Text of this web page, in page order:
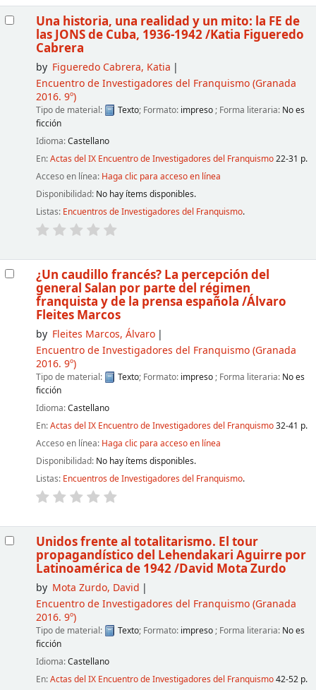
Una historia, una realidad y un mito: la FE de
las JONS de Cuba, 1936-1942/Katia Figueredo
Cabrera
by Figueredo Cabrera, Katia
Encuentro de Investigadores del Franquismo(Granada
2016. 9º)
Tipo de material: Texto; Formato: impreso ; Forma literaria: No es
ficción
Idioma:Castellano
En:Actas del IX Encuentro de Investigadores del Franquismo22-31 p.
Acceso en línea: Haga clic para acceso en línea
Disponibilidad: No hay ítems disponibles.
Listas: Encuentros de Investigadores del Franquismo.
¿Un caudillo francés? La percepción del
general Salan por parte del régimen
franquista y de la prensa española /Álvaro
Fleites Marcos
by Fleites Marcos, Álvaro
Encuentro de Investigadores del Franquismo(Granada
2016. 9º)
Tipo de material: Texto; Formato: impreso ; Forma literaria: No es
ficción
Idioma:Castellano
En:Actas del IX Encuentro de Investigadores del Franquismo32-41 p.
Acceso en línea: Haga clic para acceso en línea
Disponibilidad: No hay ítems disponibles.
Listas: Encuentros de Investigadores del Franquismo.
Unidos frente al totalitarismo. El tour
propagandístico del Lehendakari Aguirre por
Latinoamérica de 1942/David Mota Zurdo
by Mota Zurdo, David
Encuentro de Investigadores del Franquismo(Granada
2016. 9º)
Tipo de material: Texto; Formato: impreso ; Forma literaria: No es
ficción
Idioma:Castellano
En:Actas del IX Encuentro de Investigadores del Franquismo42-52 p.